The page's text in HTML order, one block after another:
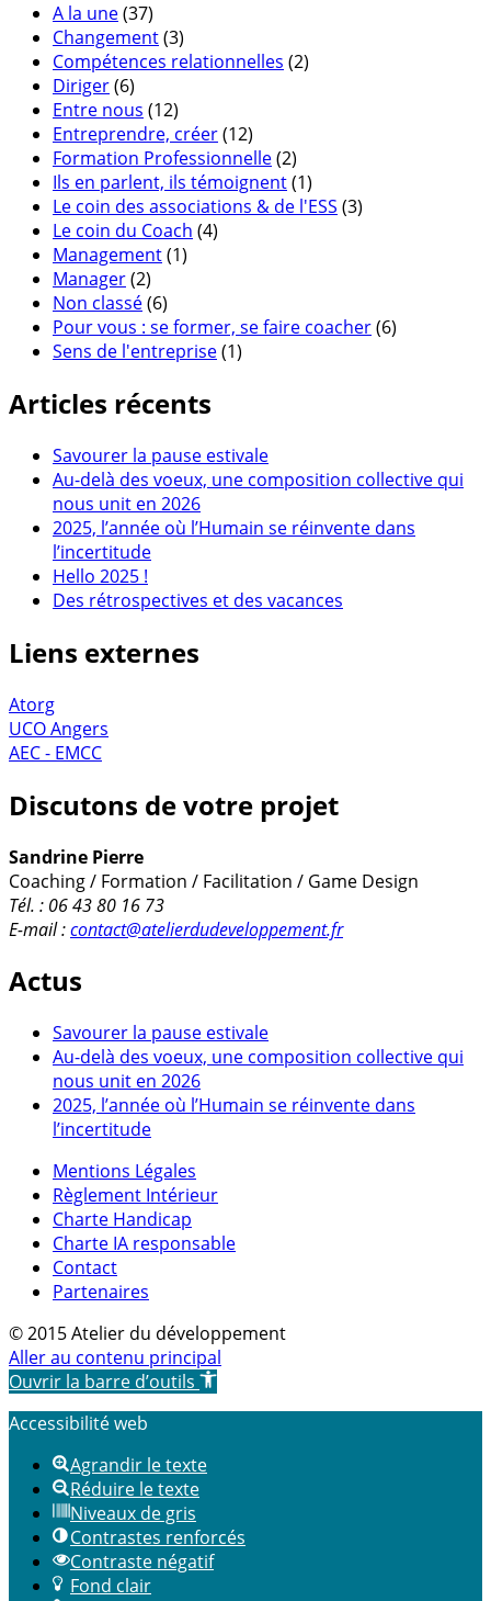
A la une(37)
Changement(3)
Compétences relationnelles (2)
Diriger(6)
Entre nous (12)
Entreprendre, créer(12)
Formation Professionnelle(2)
Ils en parlent, ils témoignent(1)
Le coin des associations & de l'ESS (3)
Le coin du Coach (4)
Management(1)
Manager(2)
Non classé(6)
Pour vous : se former, se faire coacher(6)
Sens de l'entreprise(1)
Articles récents
Savourer la pause estivale
Au-delà des voeux, une composition collective qui
nous unit en 2026
2025, l’année où l’Humain se réinvente dans
l’incertitude
Hello 2025 !
Des rétrospectives et des vacances
Liens externes
Atorg
UCO Angers
AEC - EMCC
Discutons de votre projet
Sandrine Pierre
Coaching / Formation / Facilitation / Game Design
Tél. : 06 43 80 16 73
E-mail :contact@atelierdudeveloppement.fr
Actus
Savourer la pause estivale
Au-delà des voeux, une composition collective qui
nous unit en 2026
2025, l’année où l’Humain se réinvente dans
l’incertitude
Mentions Légales
Règlement Intérieur
Charte Handicap
Charte IA responsable
Contact
Partenaires
© 2015 Atelier du développement
Aller au contenu principal
Ouvrir la barre d’outils
Accessibilité web
Agrandir le texte
Réduire le texte
Niveaux de gris
Contrastes renforcés
Contraste négatif
Fond clair